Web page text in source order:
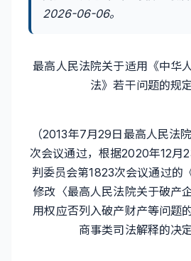
2026-06-06。
最高人民法院关于适用《中华
法》若干问题的规
（2013年7月29日最高人民法
次会议通过，根据2020年12月
判委员会第1823次会议通过的
修改〈最高人民法院关于破产
用权应否列入破产财产等问题
商事类司法解释的决